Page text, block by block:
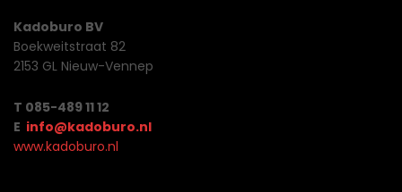
Kadoburo BV
Boekweitstraat 82
2153 GL Nieuw-Vennep
T 085-489 11 12
E info@kadoburo.nl
www.kadoburo.nl